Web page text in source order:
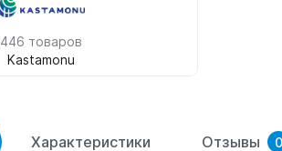
446 товаров
Kastamonu
Характеристики Отзывы 0